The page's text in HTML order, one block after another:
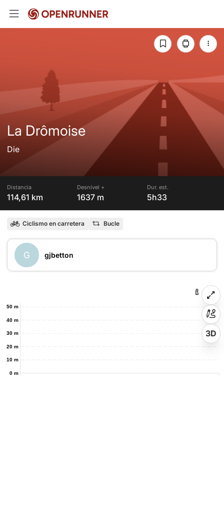
La Drômoise
Die
Distancia
114,61 km
Desnivel +
1637 m
Dur. est.
5h33
Ciclismo en carretera Bucle
G gjbetton
0 m
10 m
20 m
30 m
40 m
50 m
3D